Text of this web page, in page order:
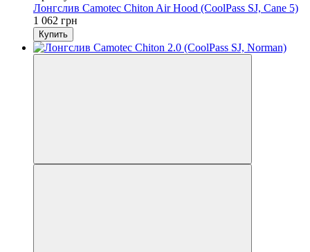
Лонгслив Camotec Chiton Air Hood (CoolPass SJ, Cane 5)
1 062 грн
Купить